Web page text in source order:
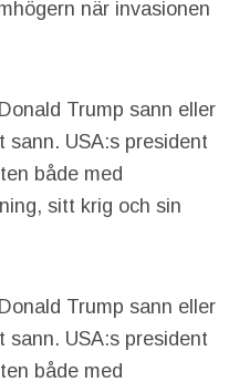
när invasionen
Trump sann eller
sann. USA:s president
både med
sitt krig och sin
Trump sann eller
sann. USA:s president
både med